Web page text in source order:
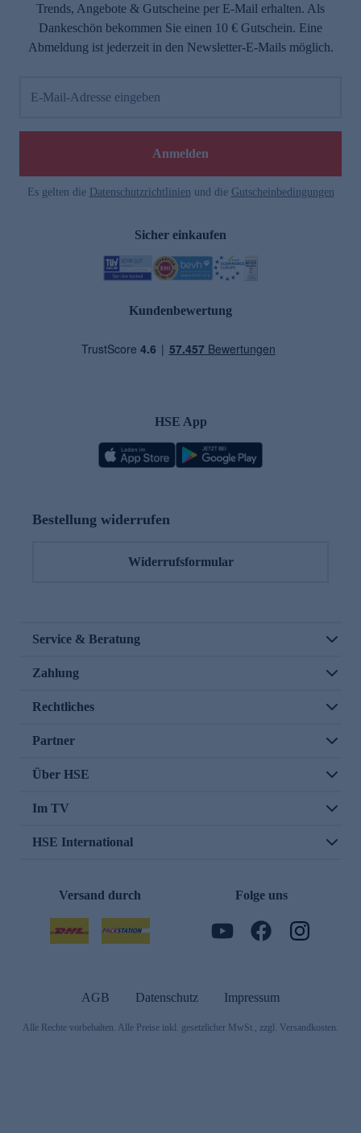
Trends, Angebote & Gutscheine per E-Mail erhalten. Als
Dankeschön bekommen Sie einen 10 € Gutschein. Eine
Abmeldung ist jederzeit in den Newsletter-E-Mails möglich.
E-Mail-Adresse eingeben
Anmelden
Es gelten die Datenschutzrichtlinien und die Gutscheinbedingungen
Sicher einkaufen
Kundenbewertung
HSE App
Bestellung widerrufen
Widerrufsformular
Service & Beratung
Zahlung
Rechtliches
Partner
Über HSE
Im TV
HSE International
Versand durch Folge uns
AGB Datenschutz Impressum
Alle Rechte vorbehalten. Alle Preise inkl. gesetzlicher MwSt., zzgl. Versandkosten.